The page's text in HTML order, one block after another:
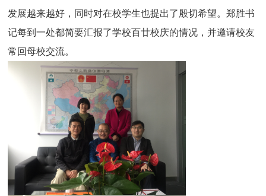
发展越来越好，同时对在校学生也提出了殷切希望。郑胜书
记每到一处都简要汇报了学校百廿校庆的情况，并邀请校友
常回母校交流。